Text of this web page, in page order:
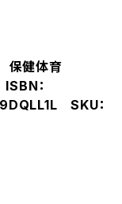
保健体育
：
SKU：